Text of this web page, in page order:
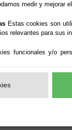
medir y mejorar
Estas cookies son
relevantes para sus
funcionales y/o